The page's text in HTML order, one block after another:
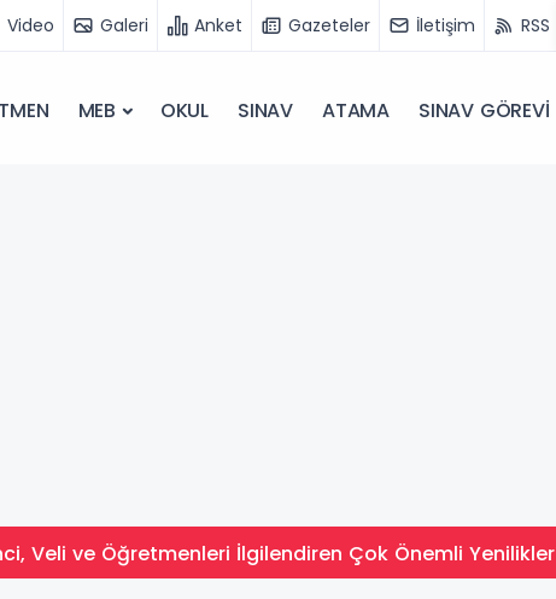
Video Galeri Anket Gazeteler İletişim RSS
MEB OKUL SINAV ATAMA SINAV GÖREVİ
Veli ve Öğretmenleri İlgilendiren Çok Önemli Yenilikler